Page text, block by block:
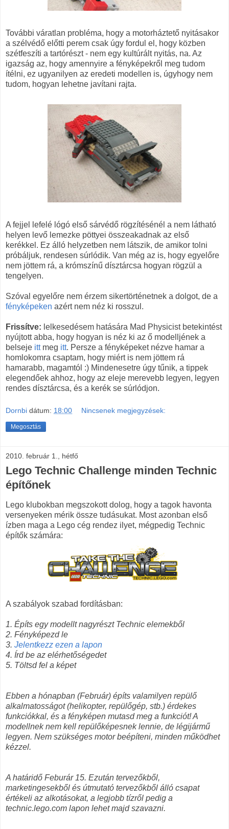
További váratlan probléma, hogy a motorháztető nyitásakor
a szélvédő előtti perem csak úgy fordul el, hogy közben
szétfeszíti a tartórészt - nem egy kultúrált nyitás, na. Az
igazság az, hogy amennyire a fényképekről meg tudom
ítélni, ez ugyanilyen az eredeti modellen is, úgyhogy nem
tudom, hogyan lehetne javítani rajta.
A fejjel lefelé lógó első sárvédő rögzítésénél a nem látható
helyen levő lemezke pöttyei összeakadnak az első
kerékkel. Ez álló helyzetben nem látszik, de amikor tolni
próbáljuk, rendesen súrlódik. Van még az is, hogy egyelőre
nem jöttem rá, a krómszínű dísztárcsa hogyan rögzül a
tengelyen.
Szóval egyelőre nem érzem sikertörténetnek a dolgot, de a
fényképeken azért nem néz ki rosszul.
Frissítve: lelkesedésem hatására Mad Physicist betekintést
nyújtott abba, hogy hogyan is néz ki az ő modelljének a
belseje ittmeg itt. Persze a fényképeket nézve hamar a
homlokomra csaptam, hogy miért is nem jöttem rá
hamarabb, magamtól :) Mindenesetre úgy tűnik, a tippek
elegendőek ahhoz, hogy az eleje merevebb legyen, legyen
rendes dísztárcsa, és a kerék se súrlódjon.
Dornbi dátum: 18:00 Nincsenek megjegyzések:
Megosztás
2010. február 1., hétfő
Lego Technic Challenge minden Technic
építőnek
Lego klubokban megszokott dolog, hogy a tagok havonta
versenyeken mérik össze tudásukat. Most azonban első
ízben maga a Lego cég rendez ilyet, mégpedig Technic
építők számára:
A szabályok szabad fordításban:
1. Építs egy modellt nagyrészt Technic elemekből
2. Fényképezd le
3. Jelentkezz ezen a lapon
4. Írd be az elérhetőségedet
5. Töltsd fel a képet
Ebben a hónapban (Február) építs valamilyen repülő
alkalmatosságot (helikopter, repülőgép, stb.) érdekes
funkciókkal, és a fényképen mutasd meg a funkciót! A
modellnek nem kell repülőképesnek lennie, de légijármű
legyen. Nem szükséges motor beépíteni, minden működhet
kézzel.
A határidő Feburár 15. Ezután tervezőkből,
marketingesekből és útmutató tervezőkből álló csapat
értékeli az alkotásokat, a legjobb tízről pedig a
technic.lego.com lapon lehet majd szavazni.